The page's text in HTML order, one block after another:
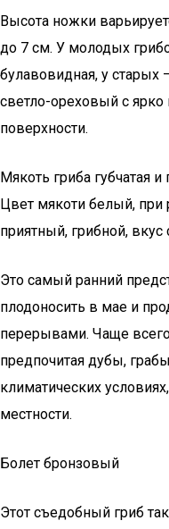
Высота ножки
до 7 см. У молодых
булавовидная, у
светло-ореховый с
поверхности.
Мякоть гриба губчатая
Цвет мякоти белый, при
приятный, грибной, вкус
Это самый ранний
плодоносить в мае и
перерывами. Чаще всего
предпочитая дубы,
климатических
местности.
Болет бронзовый
Этот съедобный гриб